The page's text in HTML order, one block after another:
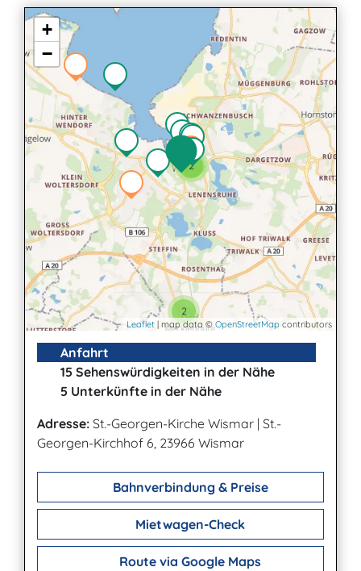
2
2
2
+
−
Leaflet | map data ©OpenStreetMap contributors
Anfahrt
15 Sehenswürdigkeiten in der Nähe
5 Unterkünfte in der Nähe
Adresse: St.-Georgen-Kirche Wismar | St.-
Georgen-Kirchhof 6, 23966 Wismar
Bahnverbindung & Preise
Mietwagen-Check
Route via Google Maps